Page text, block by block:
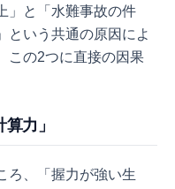
」と「水難事故の件
という共通の原因によ
この2つに直接の因果
力」
ろ、「握力が強い生